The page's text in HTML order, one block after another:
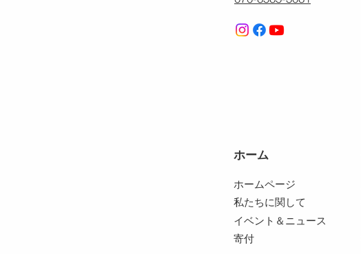
ホーム
ホームページ
私たちに関して
イベント＆ニュース
寄付